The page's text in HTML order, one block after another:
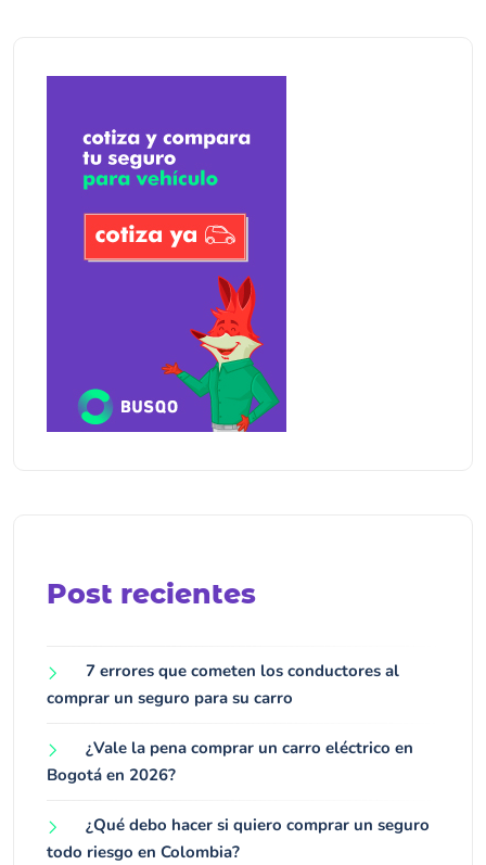
Post recientes
7 errores que cometen los conductores al
comprar un seguro para su carro
¿Vale la pena comprar un carro eléctrico en
Bogotá en 2026?
¿Qué debo hacer si quiero comprar un seguro
todo riesgo en Colombia?